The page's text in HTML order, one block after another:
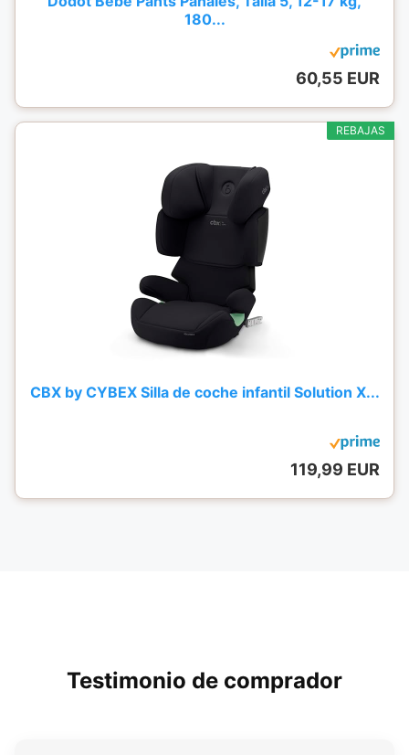
180...
60,55 EUR
REBAJAS
CBX by CYBEX Silla de coche infantil Solution X...
119,99 EUR
Testimonio de comprador